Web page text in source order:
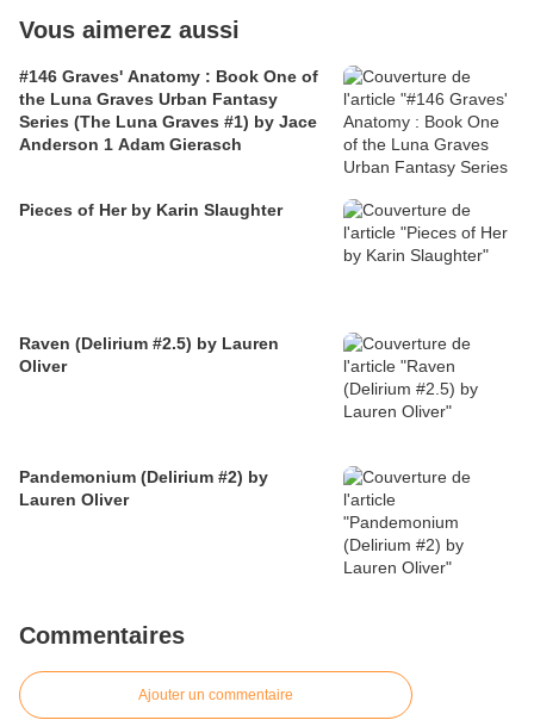
Vous aimerez aussi
#146 Graves' Anatomy : Book One of
the Luna Graves Urban Fantasy
Series (The Luna Graves #1) by Jace
Anderson 1 Adam Gierasch
Pieces of Her by Karin Slaughter
Raven (Delirium #2.5) by Lauren
Oliver
Pandemonium (Delirium #2) by
Lauren Oliver
Commentaires
Ajouter un commentaire